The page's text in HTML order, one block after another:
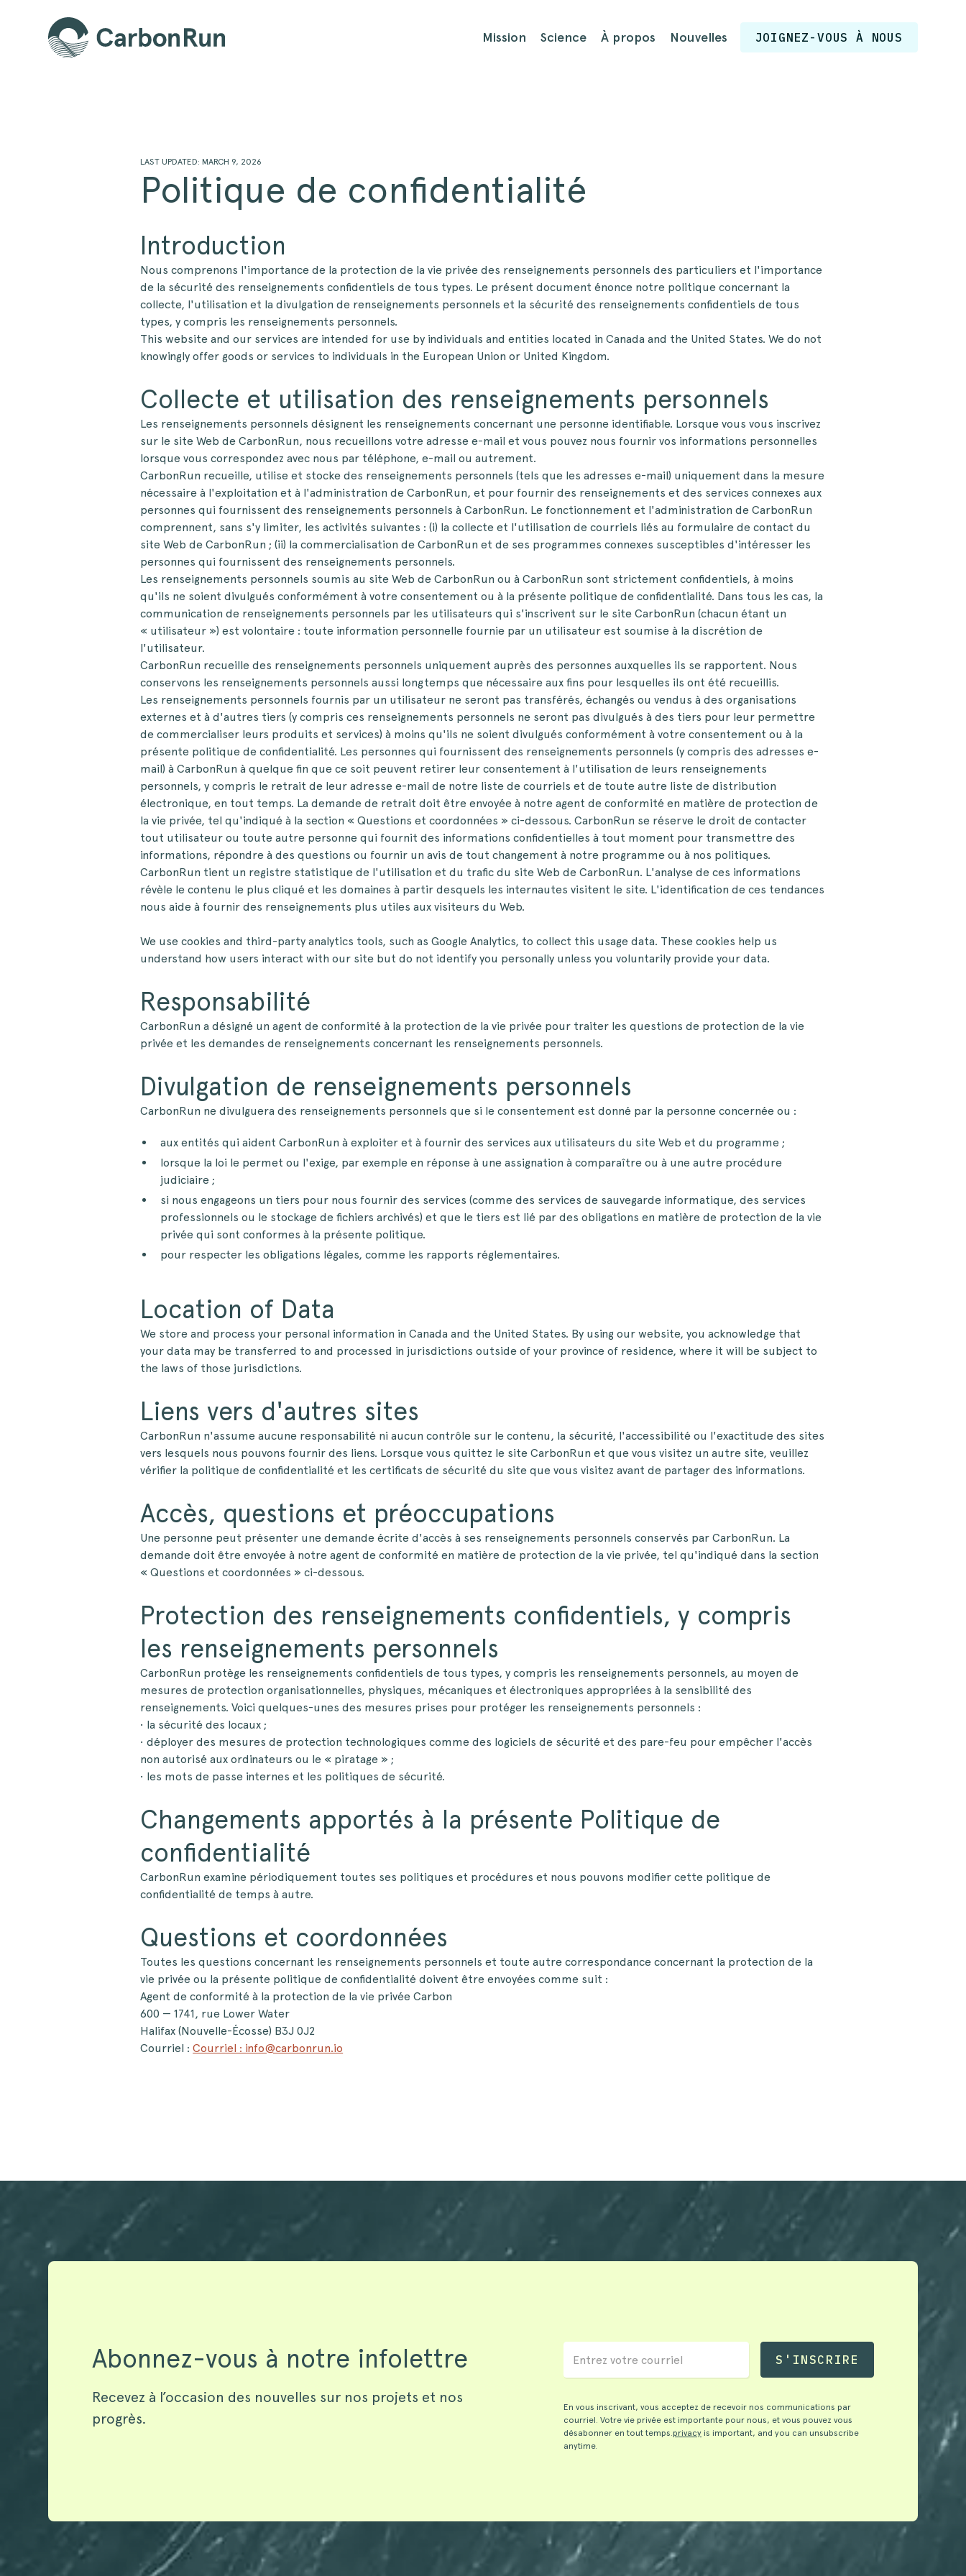
Mission Science À propos Nouvelles JOIGNEZ-VOUS À NOUS
LAST UPDATED: MARCH 9, 2026
Politique de confidentialité
Introduction
Nous comprenons l'importance de la protection de la vie privée des renseignements personnels des particuliers et l'importance
de la sécurité des renseignements confidentiels de tous types. Le présent document énonce notre politique concernant la
collecte, l'utilisation et la divulgation de renseignements personnels et la sécurité des renseignements confidentiels de tous
types, y compris les renseignements personnels.
This website and our services are intended for use by individuals and entities located in Canada and the United States. We do not
knowingly offer goods or services to individuals in the European Union or United Kingdom.
Collecte et utilisation des renseignements personnels
Les renseignements personnels désignent les renseignements concernant une personne identifiable. Lorsque vous vous inscrivez
sur le site Web de CarbonRun, nous recueillons votre adresse e-mail et vous pouvez nous fournir vos informations personnelles
lorsque vous correspondez avec nous par téléphone, e-mail ou autrement.
CarbonRun recueille, utilise et stocke des renseignements personnels (tels que les adresses e-mail) uniquement dans la mesure
nécessaire à l'exploitation et à l'administration de CarbonRun, et pour fournir des renseignements et des services connexes aux
personnes qui fournissent des renseignements personnels à CarbonRun. Le fonctionnement et l'administration de CarbonRun
comprennent, sans s'y limiter, les activités suivantes : (i) la collecte et l'utilisation de courriels liés au formulaire de contact du
site Web de CarbonRun ; (ii) la commercialisation de CarbonRun et de ses programmes connexes susceptibles d'intéresser les
personnes qui fournissent des renseignements personnels.
Les renseignements personnels soumis au site Web de CarbonRun ou à CarbonRun sont strictement confidentiels, à moins
qu'ils ne soient divulgués conformément à votre consentement ou à la présente politique de confidentialité. Dans tous les cas, la
communication de renseignements personnels par les utilisateurs qui s'inscrivent sur le site CarbonRun (chacun étant un
« utilisateur ») est volontaire : toute information personnelle fournie par un utilisateur est soumise à la discrétion de
l'utilisateur.
CarbonRun recueille des renseignements personnels uniquement auprès des personnes auxquelles ils se rapportent. Nous
conservons les renseignements personnels aussi longtemps que nécessaire aux fins pour lesquelles ils ont été recueillis.
Les renseignements personnels fournis par un utilisateur ne seront pas transférés, échangés ou vendus à des organisations
externes et à d'autres tiers (y compris ces renseignements personnels ne seront pas divulgués à des tiers pour leur permettre
de commercialiser leurs produits et services) à moins qu'ils ne soient divulgués conformément à votre consentement ou à la
présente politique de confidentialité. Les personnes qui fournissent des renseignements personnels (y compris des adresses e-
mail) à CarbonRun à quelque fin que ce soit peuvent retirer leur consentement à l'utilisation de leurs renseignements
personnels, y compris le retrait de leur adresse e-mail de notre liste de courriels et de toute autre liste de distribution
électronique, en tout temps. La demande de retrait doit être envoyée à notre agent de conformité en matière de protection de
la vie privée, tel qu'indiqué à la section « Questions et coordonnées » ci-dessous. CarbonRun se réserve le droit de contacter
tout utilisateur ou toute autre personne qui fournit des informations confidentielles à tout moment pour transmettre des
informations, répondre à des questions ou fournir un avis de tout changement à notre programme ou à nos politiques.
CarbonRun tient un registre statistique de l'utilisation et du trafic du site Web de CarbonRun. L'analyse de ces informations
révèle le contenu le plus cliqué et les domaines à partir desquels les internautes visitent le site. L'identification de ces tendances
nous aide à fournir des renseignements plus utiles aux visiteurs du Web.
We use cookies and third-party analytics tools, such as Google Analytics, to collect this usage data. These cookies help us
understand how users interact with our site but do not identify you personally unless you voluntarily provide your data.
Responsabilité
CarbonRun a désigné un agent de conformité à la protection de la vie privée pour traiter les questions de protection de la vie
privée et les demandes de renseignements concernant les renseignements personnels.
Divulgation de renseignements personnels
CarbonRun ne divulguera des renseignements personnels que si le consentement est donné par la personne concernée ou :
aux entités qui aident CarbonRun à exploiter et à fournir des services aux utilisateurs du site Web et du programme ;
lorsque la loi le permet ou l'exige, par exemple en réponse à une assignation à comparaître ou à une autre procédure
judiciaire ;
si nous engageons un tiers pour nous fournir des services (comme des services de sauvegarde informatique, des services
professionnels ou le stockage de fichiers archivés) et que le tiers est lié par des obligations en matière de protection de la vie
privée qui sont conformes à la présente politique.
pour respecter les obligations légales, comme les rapports réglementaires.
Location of Data
We store and process your personal information in Canada and the United States. By using our website, you acknowledge that
your data may be transferred to and processed in jurisdictions outside of your province of residence, where it will be subject to
the laws of those jurisdictions.
Liens vers d'autres sites
CarbonRun n'assume aucune responsabilité ni aucun contrôle sur le contenu, la sécurité, l'accessibilité ou l'exactitude des sites
vers lesquels nous pouvons fournir des liens. Lorsque vous quittez le site CarbonRun et que vous visitez un autre site, veuillez
vérifier la politique de confidentialité et les certificats de sécurité du site que vous visitez avant de partager des informations.
Accès, questions et préoccupations
Une personne peut présenter une demande écrite d'accès à ses renseignements personnels conservés par CarbonRun. La
demande doit être envoyée à notre agent de conformité en matière de protection de la vie privée, tel qu'indiqué dans la section
« Questions et coordonnées » ci-dessous.
Protection des renseignements confidentiels, y compris
les renseignements personnels
CarbonRun protège les renseignements confidentiels de tous types, y compris les renseignements personnels, au moyen de
mesures de protection organisationnelles, physiques, mécaniques et électroniques appropriées à la sensibilité des
renseignements. Voici quelques-unes des mesures prises pour protéger les renseignements personnels :
• la sécurité des locaux ;
• déployer des mesures de protection technologiques comme des logiciels de sécurité et des pare-feu pour empêcher l'accès
non autorisé aux ordinateurs ou le « piratage » ;
• les mots de passe internes et les politiques de sécurité.
Changements apportés à la présente Politique de
confidentialité
CarbonRun examine périodiquement toutes ses politiques et procédures et nous pouvons modifier cette politique de
confidentialité de temps à autre.
Questions et coordonnées
Toutes les questions concernant les renseignements personnels et toute autre correspondance concernant la protection de la
vie privée ou la présente politique de confidentialité doivent être envoyées comme suit :
Agent de conformité à la protection de la vie privée Carbon
600 — 1741, rue Lower Water
Halifax (Nouvelle-Écosse) B3J 0J2
Courriel :Courriel : info@carbonrun.io
Abonnez-vous à notre infolettre
Recevez à l’occasion des nouvelles sur nos projets et nos
progrès.
En vous inscrivant, vous acceptez de recevoir nos communications par
courriel. Votre vie privée est importante pour nous, et vous pouvez vous
désabonner en tout temps.privacy is important, and you can unsubscribe
anytime.